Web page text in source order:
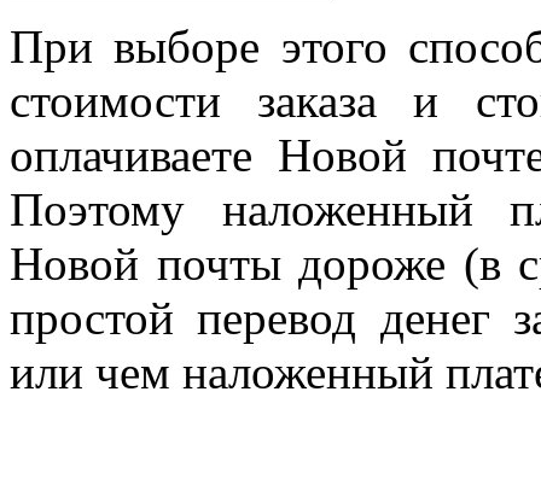
При выборе этого
стоимости заказа и
оплачиваете Новой
Поэтому наложенный
Новой почты дороже (в
простой перевод денег
или чем наложенный